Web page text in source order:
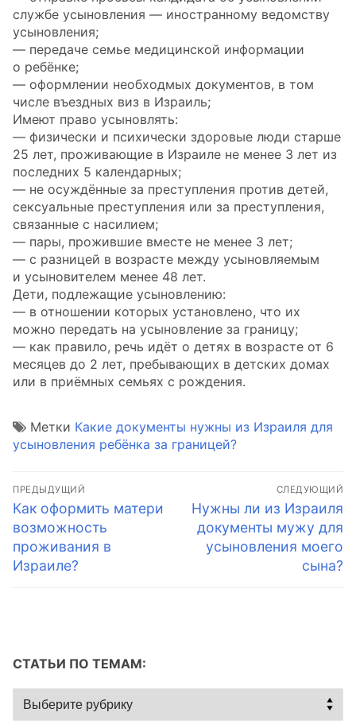
службе усыновления — иностранному ведомству
усыновления;
— передаче семье медицинской информации
о ребёнке;
— оформлении необходмых документов, в том
числе въездных виз в Израиль;
Имеют право усыновлять:
— физически и психически здоровые люди старше
25 лет, проживающие в Израиле не менее 3 лет из
последних 5 календарных;
— не осуждённые за преступления против детей,
сексуальные преступления или за преступления,
связанные с насилием;
— пары, прожившие вместе не менее 3 лет;
— с разницей в возрасте между усыновляемым
и усыновителем менее 48 лет.
Дети, подлежащие усыновлению:
— в отношении которых установлено, что их
можно передать на усыновление за границу;
— как правило, речь идёт о детях в возрасте от 6
месяцев до 2 лет, пребывающих в детских домах
или в приёмных семьях с рождения.
Метки Какие документы нужны из Израиля для
усыновления ребёнка за границей?
Навигация
по
записям
ПРЕДЫДУЩИЙ
Предыдущая
запись:
Как оформить матери
возможность
проживания в
Израиле?
СЛЕДУЮЩИЙ
Следующая
запись:
Нужны ли из Израиля
документы мужу для
усыновления моего
сына?
СТАТЬИ ПО ТЕМАМ:
Статьи
по